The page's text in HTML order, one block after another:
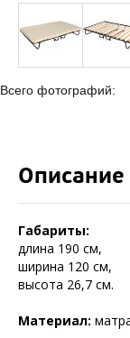
Всего фотографий:
Описание
Габариты:
длина 190 см,
ширина 120 см,
высота 26,7 см.
Материал: